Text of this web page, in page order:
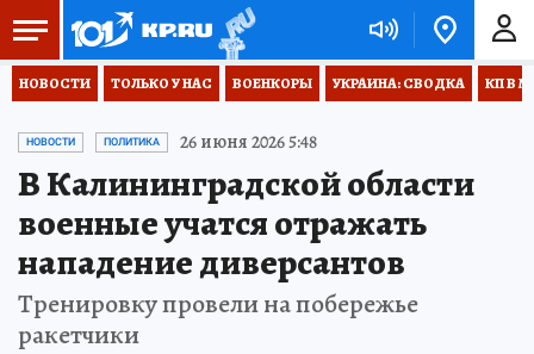
НОВОСТИ ТОЛЬКО У НАС ВОЕНКОРЫ УКРАИНА: СВОДКА КП В
НОВОСТИ ПОЛИТИКА 26 июня 2026 5:48
В Калининградской области
военные учатся отражать
нападение диверсантов
Тренировку провели на побережье
ракетчики